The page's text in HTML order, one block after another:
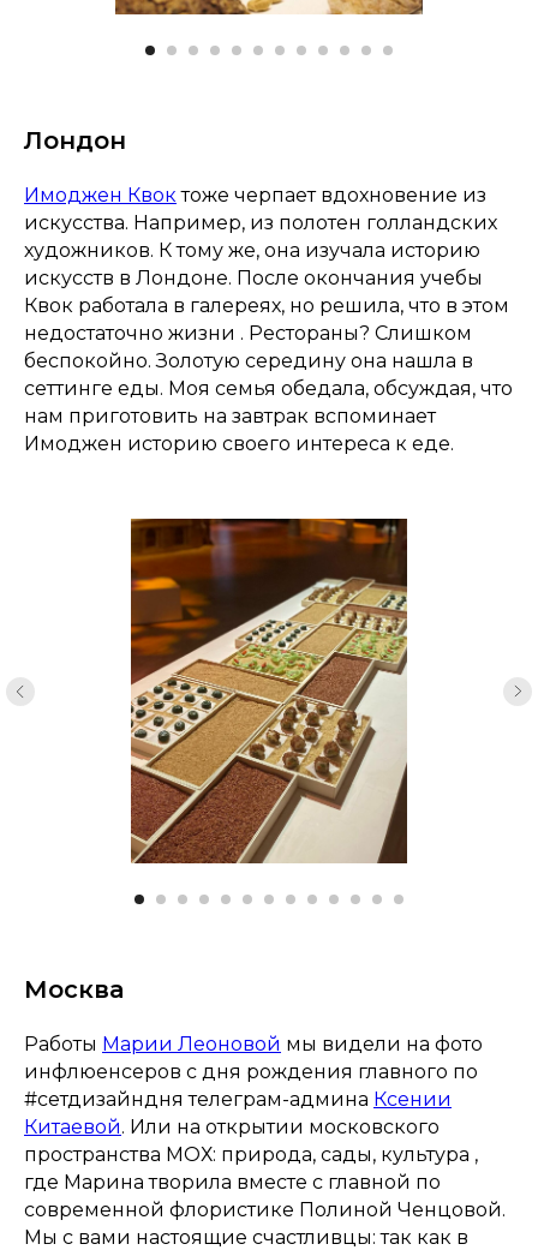
Лондон
Имоджен Квок тоже черпает вдохновение из
искусства. Например, из полотен голландских
художников. К тому же, она изучала историю
искусств в Лондоне. После окончания учебы
Квок работала в галереях, но решила, что в этом
недостаточно жизни . Рестораны? Слишком
беспокойно. Золотую середину она нашла в
сеттинге еды. Моя семья обедала, обсуждая, что
нам приготовить на завтрак вспоминает
Имоджен историю своего интереса к еде.
Москва
Работы Марии Леоновой мы видели на фото
инфлюенсеров с дня рождения главного по
#сетдизайндня телеграм-админа Ксении
Китаевой. Или на открытии московского
пространства МОХ: природа, сады, культура ,
где Марина творила вместе с главной по
современной флористике Полиной Ченцовой.
Мы с вами настоящие счастливцы: так как в
Дата публикации